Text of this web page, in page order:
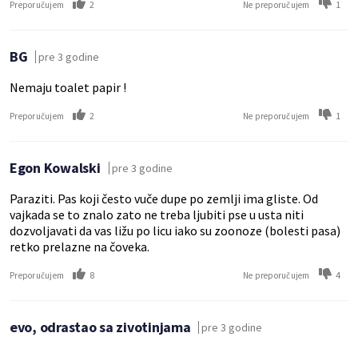
Preporučujem 2 Ne preporučujem 1
BG pre 3 godine
Nemaju toalet papir !
Preporučujem 2 Ne preporučujem 1
Egon Kowalski pre 3 godine
Paraziti. Pas koji često vuče dupe po zemlji ima gliste. Od
vajkada se to znalo zato ne treba ljubiti pse u usta niti
dozvoljavati da vas ližu po licu iako su zoonoze (bolesti pasa)
retko prelazne na čoveka.
Preporučujem 8 Ne preporučujem 4
evo, odrastao sa zivotinjama pre 3 godine